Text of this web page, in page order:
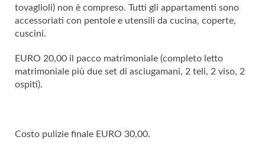
tovaglioli) non è compreso. Tutti gli appartamenti sono
accessoriati con pentole e utensili da cucina, coperte,
cuscini.
EURO 20,00 il pacco matrimoniale (completo letto
matrimoniale più due set di asciugamani, 2 teli, 2 viso, 2
ospiti).
Costo pulizie finale EURO 30,00.